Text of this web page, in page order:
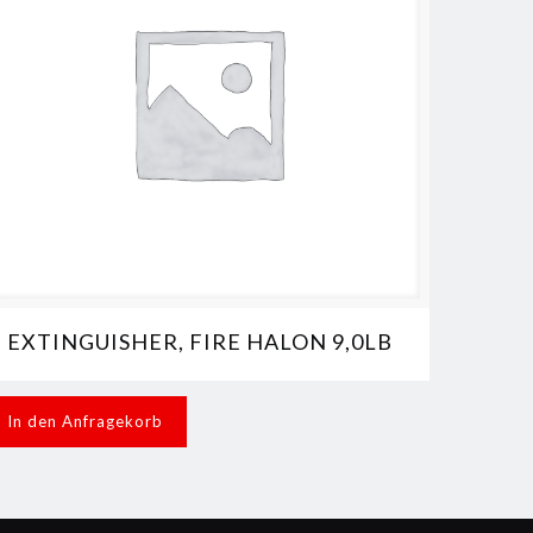
EXTINGUISHER, FIRE HALON 9,0LB
In den Anfragekorb